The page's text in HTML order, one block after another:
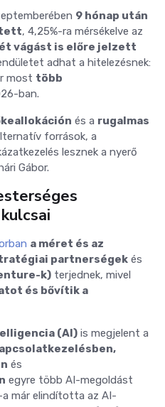
9 hónap után
, 4,25%-ra mérsékelve az
vágást is előre jelzett
adhat a hitelezésnek:
most több
ban.
és a rugalmas
források, a
lesznek a nyerő
Gábor.
a méret és az
partnerségek és
k) terjednek, mivel
és bővítik a
(AI) is megjelent a
és
egyre több AI-megoldást
a már elindította az AI-